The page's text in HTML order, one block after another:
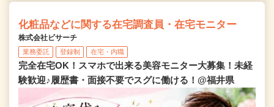
化粧品などに関する在宅調査員・在宅モニター
株式会社ビサーチ
業務委託 登録制 在宅・内職
完全在宅OK！スマホで出来る美容モニター大募集！未経
験歓迎♪履歴書・面接不要でスグに働ける！@福井県